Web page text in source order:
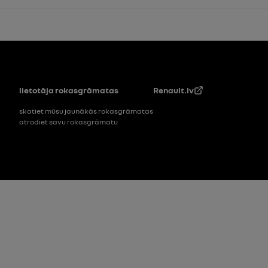
Pakāpe
lietotāja rokasgrāmatas
skatiet mūsu jaunākās rokasgrāmatas
atrodiet savu rokasgrāmatu
Renault.lv